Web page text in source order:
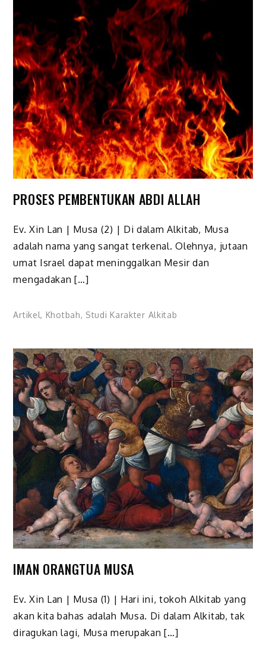
PROSES PEMBENTUKAN ABDI ALLAH
Ev. Xin Lan | Musa (2) | Di dalam Alkitab, Musa
adalah nama yang sangat terkenal. Olehnya, jutaan
umat Israel dapat meninggalkan Mesir dan
mengadakan […]
Artikel, Khotbah, Studi Karakter Alkitab
IMAN ORANGTUA MUSA
Ev. Xin Lan | Musa (1) | Hari ini, tokoh Alkitab yang
akan kita bahas adalah Musa. Di dalam Alkitab, tak
diragukan lagi, Musa merupakan […]